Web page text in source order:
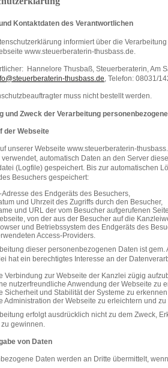
Kontaktdaten des Verantwortlichen
informiert über die
www.steuerberaterin-thusbass.de.
Hannelore Thusbaß, Steuerberaterin, Am
thusbass.de, Telefon: 08031/
muss nicht bestellt werden.
und Zweck der Verarbeitung
der Webseite
unserer Webseite www.steuerberaterin-
verwendet, automatisch Daten an den Server
(Logfile) gespeichert. Bis zur automatischen
Besuchers gespeichert:
Adresse des Endgeräts des Besuchers,
und Uhrzeit des Zugriffs durch den Besucher,
und URL der vom Besucher aufgerufenen
von der aus der Besucher auf die
und Betriebssystem des Endgeräts des
Access-Providers.
dieser personenbezogenen Daten ist gem.
hat ein berechtigtes Interesse an der
Verbindung zur Webseite der Kanzlei zügig
nutzerfreundliche Anwendung der Webseite zu
Sicherheit und Stabilität der Systeme zu
Administration der Webseite zu erleichtern und
erfolgt ausdrücklich nicht zu dem Zweck,
gewinnen.
von Daten
Daten werden an Dritte übermittelt, wenn